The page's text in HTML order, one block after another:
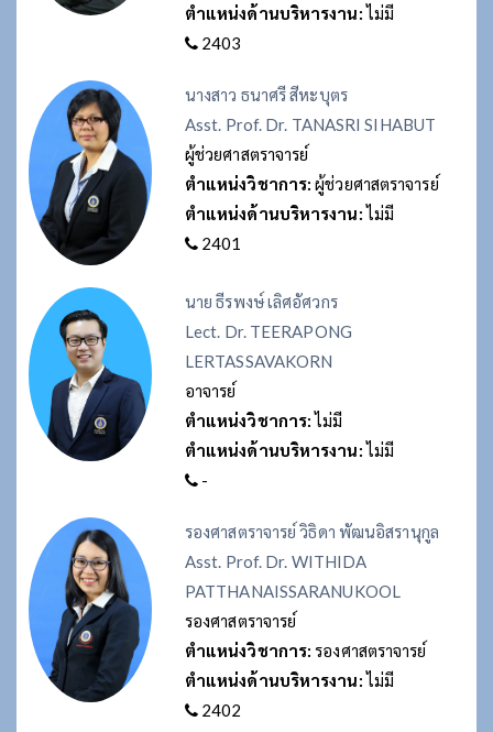
ตำแหน่งด้านบริหารงาน:ไม่มี
2403
นางสาว ธนาศรี สีหะบุตร
Asst. Prof. Dr. TANASRI SIHABUT
ผู้ช่วยศาสตราจารย์
ตำแหน่งวิชาการ: ผู้ช่วยศาสตราจารย์
ตำแหน่งด้านบริหารงาน:ไม่มี
2401
นาย ธีรพงษ์ เลิศอัศวกร
Lect. Dr. TEERAPONG
LERTASSAVAKORN
อาจารย์
ตำแหน่งวิชาการ:ไม่มี
ตำแหน่งด้านบริหารงาน:ไม่มี
-
รองศาสตราจารย์ วิธิดา พัฒนอิสรานุกูล
Asst. Prof. Dr. WITHIDA
PATTHANAISSARANUKOOL
รองศาสตราจารย์
ตำแหน่งวิชาการ: รองศาสตราจารย์
ตำแหน่งด้านบริหารงาน:ไม่มี
2402